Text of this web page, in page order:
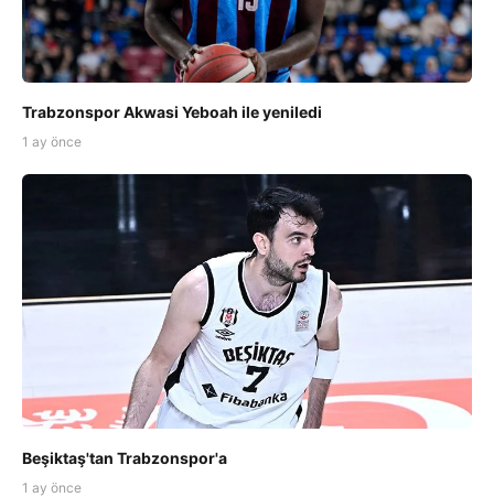
Trabzonspor Akwasi Yeboah ile yeniledi
1 ay önce
Beşiktaş'tan Trabzonspor'a
1 ay önce